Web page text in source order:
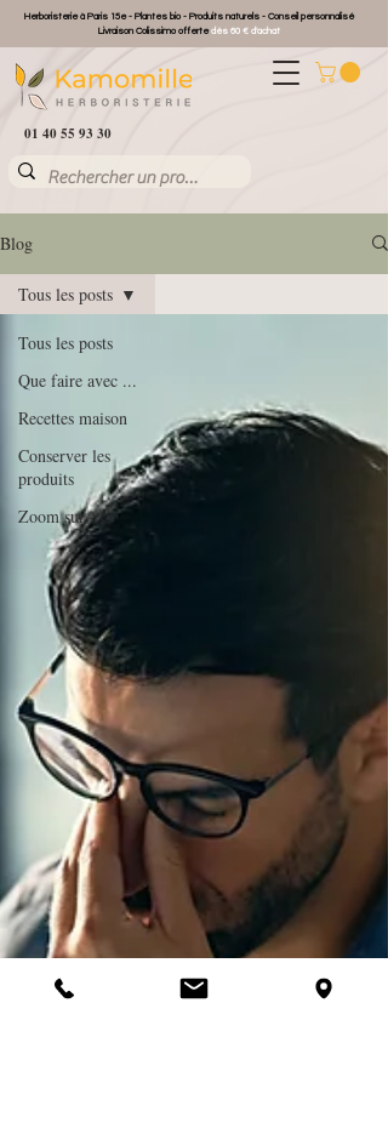
Herboristerie à Paris 15e - Plantes bio - Produits naturels - Conseil personnalisé
Livraison Colissimo offertedès 60 € d'achat
01 40 55 93 30
Blog
Tous les posts
Que faire avec ...
Recettes maison
Conserver les
produits
Zoom sur
Tous les posts